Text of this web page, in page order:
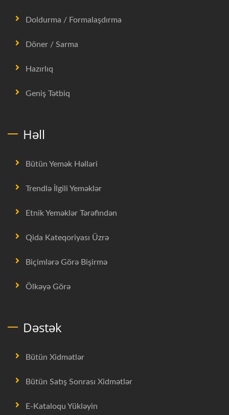
Doldurma / Formalaşdırma
Döner / Sarma
Hazırlıq
Geniş Tətbiq
Həll
Bütün Yemək Həlləri
Trendlə İlgili Yeməklər
Etnik Yeməklər Tərəfindən
Qida Kateqoriyası Üzrə
Biçimlərə Görə Bişirmə
Ölkəyə Görə
Dəstək
Bütün Xidmətlər
Bütün Satış Sonrası Xidmətlər
E-Kataloqu Yükləyin